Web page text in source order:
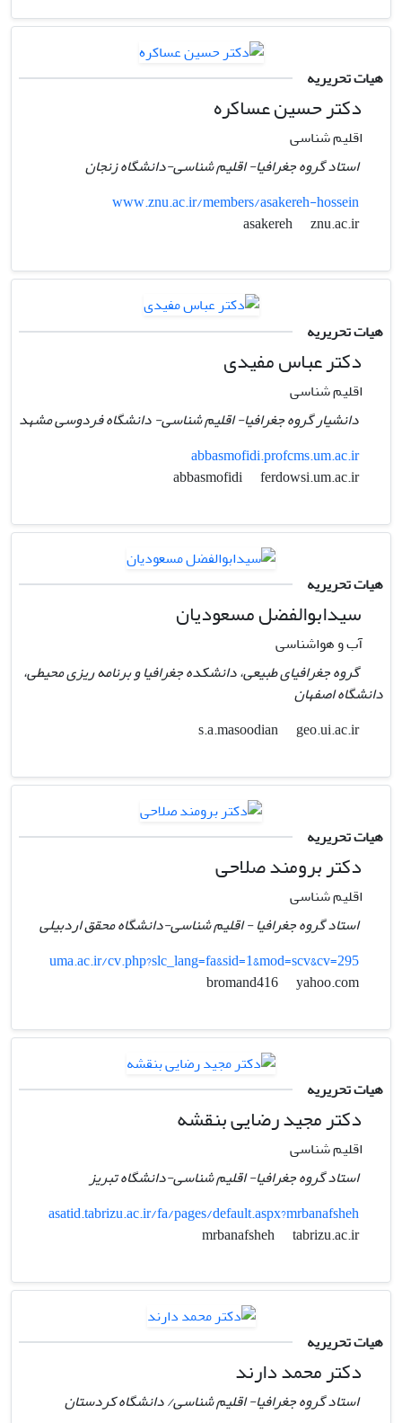
هیات تحریریه
دکتر حسین عساکره
اقلیم شناسی
استاد گروه جغرافیا- اقلیم شناسی-دانشگاه زنجان
www.znu.ac.ir/members/asakereh-hossein
asakereh
znu.ac.ir
هیات تحریریه
دکتر عباس مفیدی
اقلیم شناسی
دانشیار گروه جغرافیا- اقلیم شناسی- دانشگاه فردوسی مشهد
abbasmofidi.profcms.um.ac.ir
abbasmofidi
ferdowsi.um.ac.ir
هیات تحریریه
سیدابوالفضل مسعودیان
آب و هواشناسی
گروه جغرافیای طبیعی، دانشکده جغرافیا و برنامه ریزی محیطی،
دانشگاه اصفهان
s.a.masoodian
geo.ui.ac.ir
هیات تحریریه
دکتر برومند صلاحی
اقلیم شناسی
استاد گروه جغرافیا - اقلیم شناسی-دانشگاه محقق اردبیلی
uma.ac.ir/cv.php?slc_lang=fa&sid=1&mod=scv&cv=295
yahoo.com
هیات تحریریه
دکتر مجید رضایی بنقشه
اقلیم شناسی
استاد گروه جغرافیا- اقلیم شناسی-دانشگاه تبریز
asatid.tabrizu.ac.ir/fa/pages/default.aspx?mrbanafsheh
mrbanafsheh
tabrizu.ac.ir
هیات تحریریه
دکتر محمد دارند
استاد گروه جغرافیا- اقلیم شناسی/ دانشگاه کردستان